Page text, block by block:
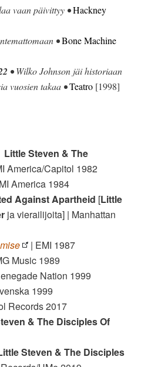
vaan päivittyy •Hackney
•Bone Machine
• Wilko Johnson jäi historiaan
vuosien takaa •Teatro [1998]
Little Steven & The
America/Capitol 1982
America 1984
Against Apartheid [Little
ja vierailijoita] | Manhattan
| EMI 1987
Music 1989
Nation 1999
1999
Records 2017
& The Disciples Of
Steven & The Disciples